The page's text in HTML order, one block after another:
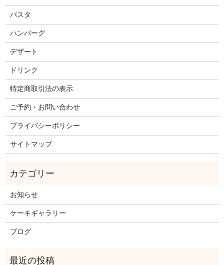
パスタ
ハンバーグ
デザート
ドリンク
特定商取引法の表示
ご予約・お問い合わせ
プライバシーポリシー
サイトマップ
お知らせ
ケーキギャラリー
ブログ